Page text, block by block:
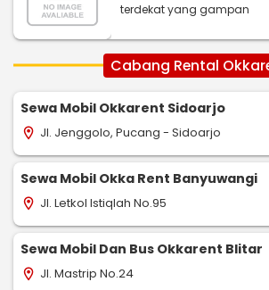
terdekat yang gampan
Cabang Rental
Sewa Mobil Okkarent Sidoarjo
location_on Jl. Jenggolo, Pucang - Sidoarjo
Sewa Mobil Okka Rent Banyuwangi
location_on Jl. Letkol Istiqlah No.95
Sewa Mobil Dan Bus Okkarent Blitar
location_on Jl. Mastrip No.24